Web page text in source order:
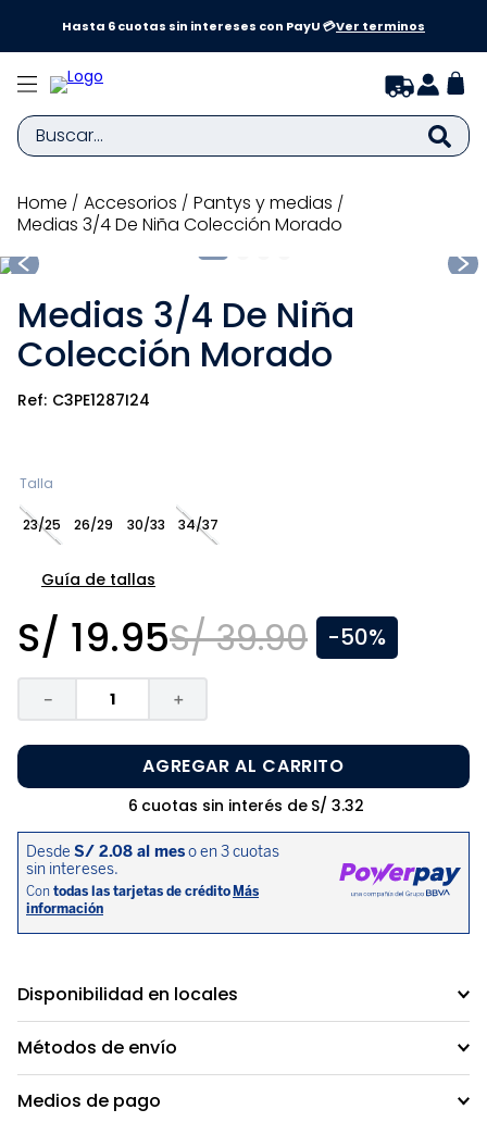
Hasta 6 cuotas sin intereses con PayU 💳Ver terminos
Buscar...
accesorios
pantys y medias
Medias 3/4 De Niña Colección Morado
Medias 3/4 De Niña
Colección Morado
C3PE1287I24
Talla
23/25 26/29 30/33 34/37
Guía de tallas
S/ 19.95S/ 39.90 -50%
＋
－
AGREGAR AL CARRITO
6 cuotas sin interés de S/ 3.32
Disponibilidad en locales
Métodos de envío
Medios de pago
TÉRMINOS MÁS BUSCADOS
1.
zapatillas niña
2.
3
medias
4.
sandalias
disney
sandalias niño